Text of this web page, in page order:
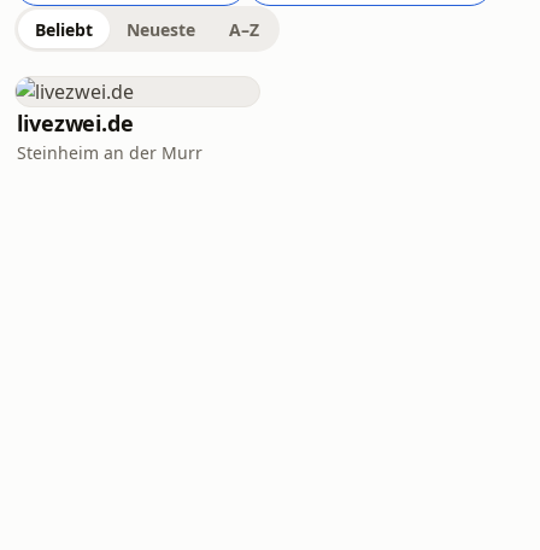
Beliebt Neueste A–Z
livezwei.de
Steinheim an der Murr